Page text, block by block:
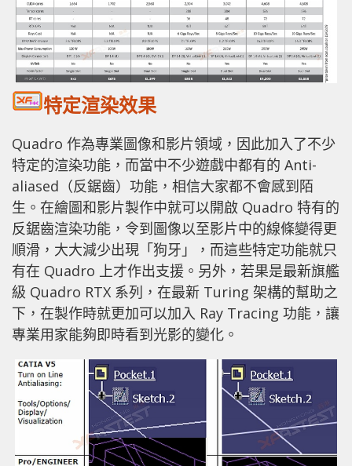
特定渲染效果
Quadro 作為專業圖像和影片領域，因此加入了不少
特定的渲染功能，而當中不少遊戲中都有的 Anti-
aliased（反鋸齒）功能，相信大家都不會感到陌
生。在繪圖和影片製作中就可以開啟 Quadro 特有的
反鋸齒渲染功能，令到圖像以至影片中的線條變得更
順滑，大大減少出現「狗牙」，而這些特定功能就只
有在 Quadro 上才作出支援。另外，若果是最新旗艦
級 Quadro RTX 系列，在最新 Turing 架構的幫助之
下，在製作時就更加可以加入 Ray Tracing 功能，讓
專業用家能夠即時看到光影的變化。